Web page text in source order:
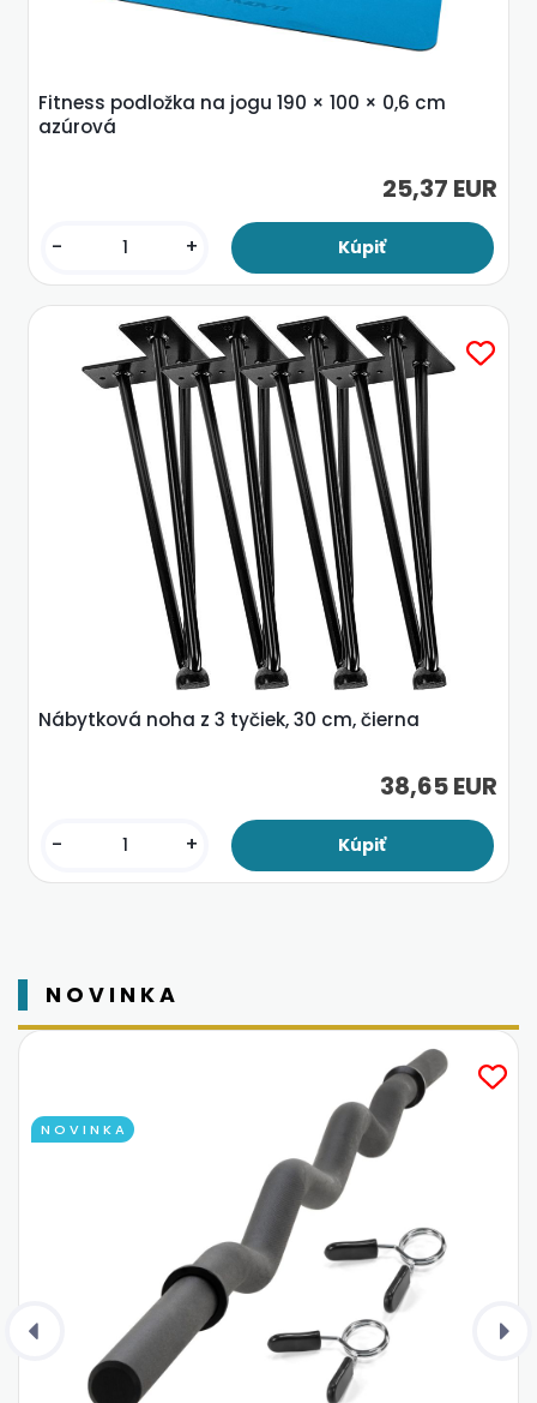
Fitness podložka na jogu 190 × 100 × 0,6 cm
azúrová
25,37 EUR
- +
Nábytková noha z 3 tyčiek, 30 cm, čierna
38,65 EUR
- +
N O V I N K A
N O V I N K A